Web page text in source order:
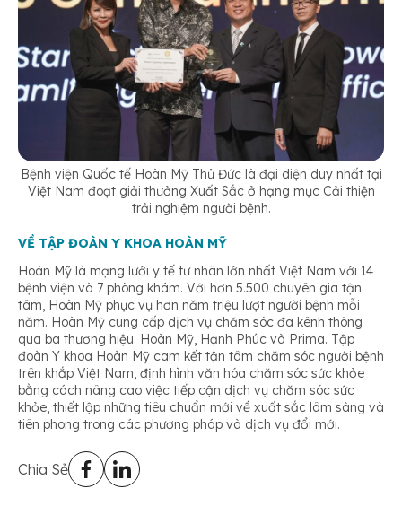
Bệnh viện Quốc tế Hoàn Mỹ Thủ Đức là đại diện duy nhất tại
Việt Nam đoạt giải thưởng Xuất Sắc ở hạng mục Cải thiện
trải nghiệm người bệnh.
VỀ TẬP ĐOÀN Y KHOA HOÀN MỸ
Hoàn Mỹ là mạng lưới y tế tư nhân lớn nhất Việt Nam với 14
bệnh viện và 7 phòng khám. Với hơn 5.500 chuyên gia tận
tâm, Hoàn Mỹ phục vụ hơn năm triệu lượt người bệnh mỗi
năm. Hoàn Mỹ cung cấp dịch vụ chăm sóc đa kênh thông
qua ba thương hiệu: Hoàn Mỹ, Hạnh Phúc và Prima. Tập
đoàn Y khoa Hoàn Mỹ cam kết tận tâm chăm sóc người bệnh
trên khắp Việt Nam, định hình văn hóa chăm sóc sức khỏe
bằng cách nâng cao việc tiếp cận dịch vụ chăm sóc sức
khỏe, thiết lập những tiêu chuẩn mới về xuất sắc lâm sàng và
tiên phong trong các phương pháp và dịch vụ đổi mới.
Chia Sẻ